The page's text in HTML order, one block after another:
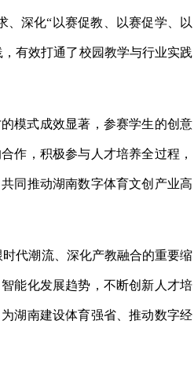
深化“以赛促教、以赛促学、以
有效打通了校园教学与行业实践
模式成效显著，参赛学生的创意
作，积极参与人才培养全过程，
同推动湖南数字体育文创产业高
代潮流、深化产教融合的重要缩
能化发展趋势，不断创新人才培
湖南建设体育强省、推动数字经